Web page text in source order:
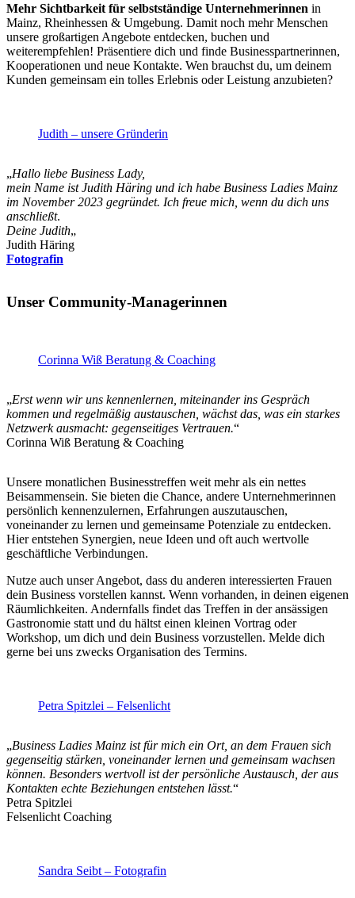
Mehr Sichtbarkeit für selbstständige Unternehmerinnen in
Mainz, Rheinhessen & Umgebung. Damit noch mehr Menschen
unsere großartigen Angebote entdecken, buchen und
weiterempfehlen! Präsentiere dich und finde Businesspartnerinnen,
Kooperationen und neue Kontakte. Wen brauchst du, um deinem
Kunden gemeinsam ein tolles Erlebnis oder Leistung anzubieten?
Judith – unsere Gründerin
„Hallo liebe Business Lady,
mein Name ist Judith Häring und ich habe Business Ladies Mainz
im November 2023 gegründet. Ich freue mich, wenn du dich uns
anschließt.
Deine Judith„
Judith Häring
Fotografin
Unser Community-Managerinnen
Corinna Wiß Beratung & Coaching
„Erst wenn wir uns kennenlernen, miteinander ins Gespräch
kommen und regelmäßig austauschen, wächst das, was ein starkes
Netzwerk ausmacht: gegenseitiges Vertrauen.“
Corinna Wiß Beratung & Coaching
Unsere monatlichen Businesstreffen weit mehr als ein nettes
Beisammensein. Sie bieten die Chance, andere Unternehmerinnen
persönlich kennenzulernen, Erfahrungen auszutauschen,
voneinander zu lernen und gemeinsame Potenziale zu entdecken.
Hier entstehen Synergien, neue Ideen und oft auch wertvolle
geschäftliche Verbindungen.
Nutze auch unser Angebot, dass du anderen interessierten Frauen
dein Business vorstellen kannst. Wenn vorhanden, in deinen eigenen
Räumlichkeiten. Andernfalls findet das Treffen in der ansässigen
Gastronomie statt und du hältst einen kleinen Vortrag oder
Workshop, um dich und dein Business vorzustellen. Melde dich
gerne bei uns zwecks Organisation des Termins.
Petra Spitzlei – Felsenlicht
„Business Ladies Mainz ist für mich ein Ort, an dem Frauen sich
gegenseitig stärken, voneinander lernen und gemeinsam wachsen
können. Besonders wertvoll ist der persönliche Austausch, der aus
Kontakten echte Beziehungen entstehen lässt.“
Petra Spitzlei
Felsenlicht Coaching
Sandra Seibt – Fotografin